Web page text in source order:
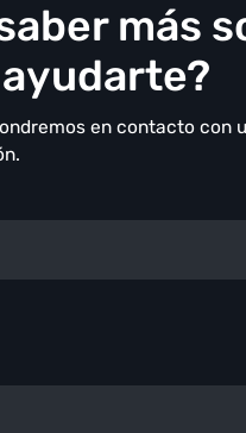
más
en contacto con